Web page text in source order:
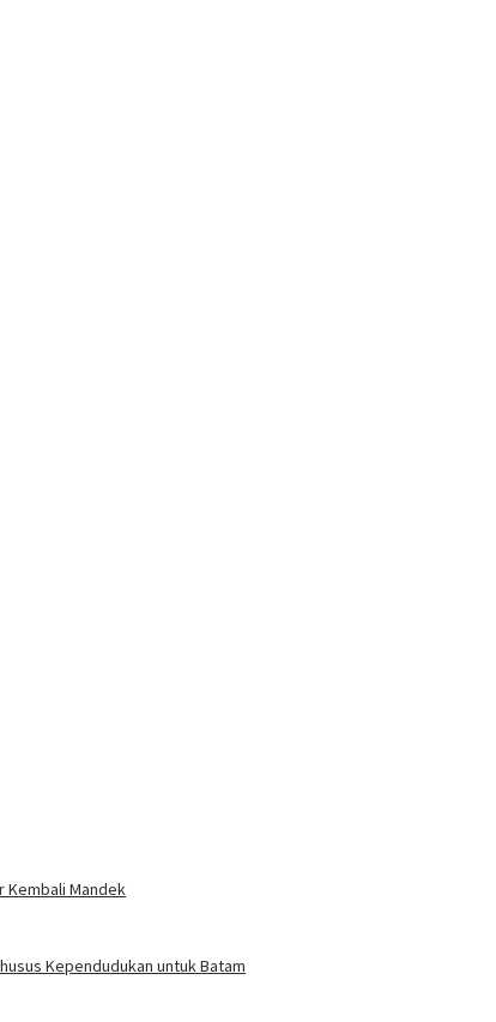
Kembali Mandek
Kependudukan untuk Batam